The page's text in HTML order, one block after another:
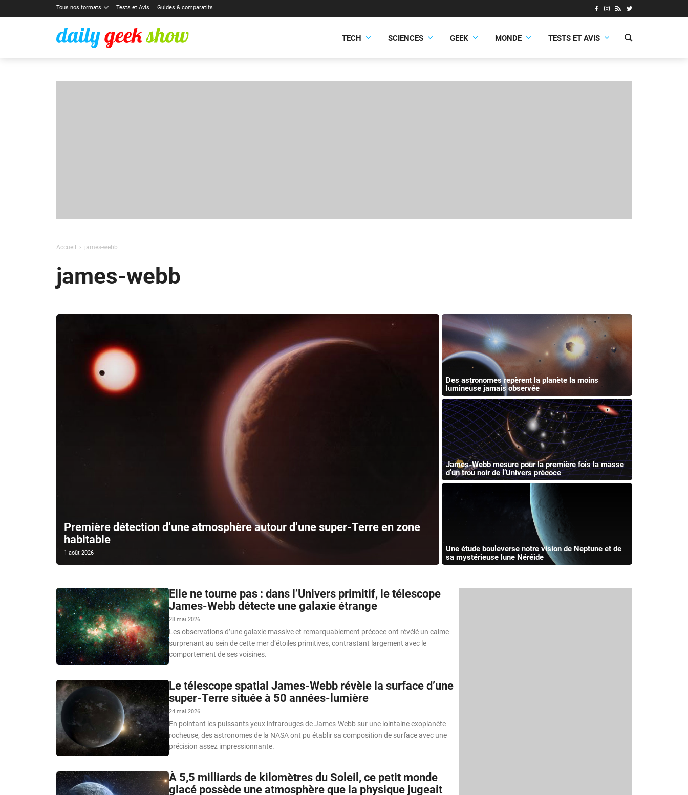
Tous nos formats Tests et Avis Guides & comparatifs
TECH SCIENCES GEEK MONDE TESTS ET AVIS
Accueil james-webb
james-webb
Première détection d’une atmosphère autour d’une super-Terre en zone
habitable
1 août 2026
Des astronomes repèrent la planète la moins
lumineuse jamais observée
James-Webb mesure pour la première fois la masse
d’un trou noir de l’Univers précoce
Une étude bouleverse notre vision de Neptune et de
sa mystérieuse lune Néréide
Elle ne tourne pas : dans l’Univers primitif, le télescope
James-Webb détecte une galaxie étrange
28 mai 2026
Les observations d’une galaxie massive et remarquablement précoce ont révélé un calme
surprenant au sein de cette mer d’étoiles primitives, contrastant largement avec le
comportement de ses voisines.
Le télescope spatial James-Webb révèle la surface d’une
super-Terre située à 50 années-lumière
24 mai 2026
En pointant les puissants yeux infrarouges de James-Webb sur une lointaine exoplanète
rocheuse, des astronomes de la NASA ont pu établir sa composition de surface avec une
précision assez impressionnante.
À 5,5 milliards de kilomètres du Soleil, ce petit monde
glacé possède une atmosphère que la physique jugeait